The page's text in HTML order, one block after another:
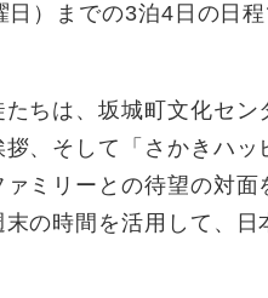
日）までの3泊4日の日
ちは、坂城町文化セン
、そして「さかきハ
ミリーとの待望の対
の時間を活用して、